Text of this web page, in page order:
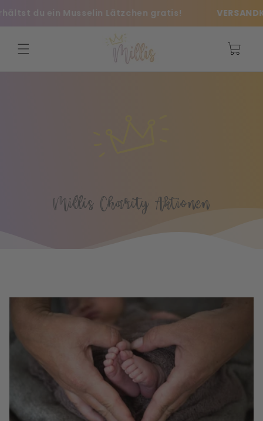
zum
Inhalt
du ein Musselin Lätzchen gratis!
Warenkorb
Millis Charity Aktionen